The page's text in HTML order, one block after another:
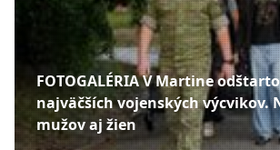
FOTOGALÉRIA V Martine
najväčších vojenských výcvikov.
mužov aj žien